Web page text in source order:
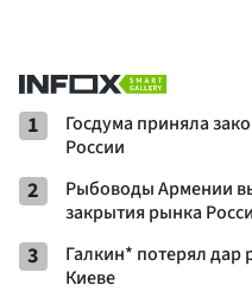
1
Госдума приняла
России
2
Рыбоводы Армении
закрытия рынка
3
Галкин* потерял дар
Киеве